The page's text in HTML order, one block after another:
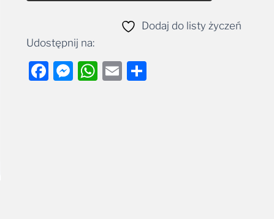
Dodaj do listy życzeń
Udostępnij na:
Facebook
Messenger
WhatsApp
EmailShare